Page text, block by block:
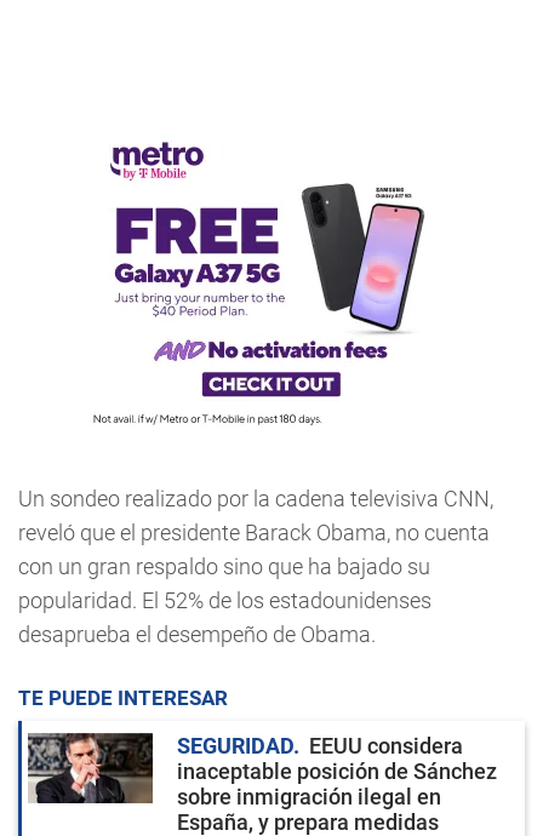
Un sondeo realizado por la cadena televisiva CNN,
reveló que el presidente Barack Obama, no cuenta
con un gran respaldo sino que ha bajado su
popularidad. E l 52% de los estadounidenses
desaprueba el desempeño de Obama.
TE PUEDE INTERESAR
SEGURIDAD
EEUU considera
inaceptable posición de Sánchez
sobre inmigración ilegal en
España, y prepara medidas